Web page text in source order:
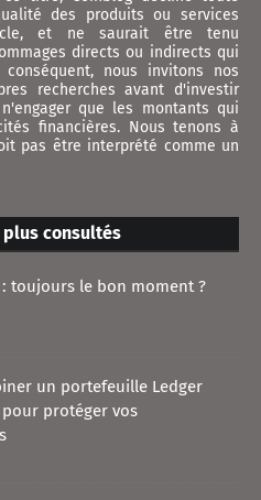
des produits ou services
et ne saurait être tenu
directs ou indirects qui
nous invitons nos
recherches avant d'investir
que les montants qui
financières. Nous tenons à
pas être interprété comme un
consultés
: toujours le bon moment ?
un portefeuille Ledger
pour protéger vos